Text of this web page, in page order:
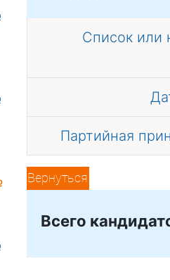
Список или
Партийная
Вернуться
Всего